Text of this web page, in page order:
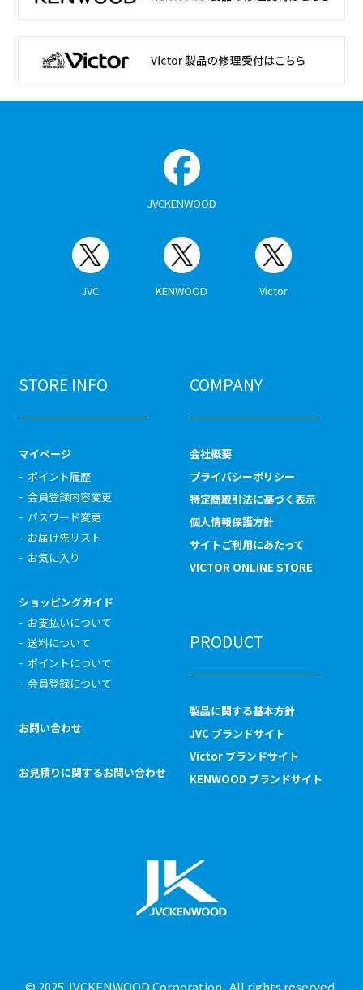
JVCKENWOOD
JVC KENWOOD Victor
STORE INFO
マイページ
ポイント履歴
会員登録内容変更
パスワード変更
お届け先リスト
お気に入り
ショッピングガイド
お支払いについて
送料について
ポイントについて
会員登録について
お問い合わせ
お見積りに関するお問い合わせ
COMPANY
会社概要
プライバシーポリシー
特定商取引法に基づく表示
個人情報保護方針
サイトご利用にあたって
VICTOR ONLINE STORE
PRODUCT
製品に関する基本方針
JVC ブランドサイト
Victor ブランドサイト
KENWOOD ブランドサイト
© 2025 JVCKENWOOD Corporation . All rights reserved.